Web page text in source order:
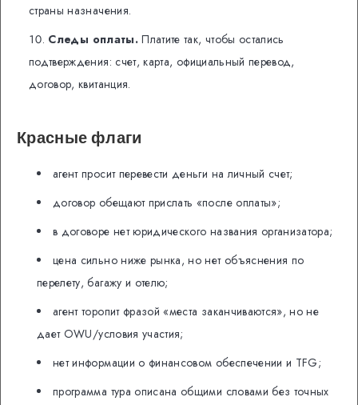
страны назначения.
Следы оплаты.Платите так, чтобы остались
подтверждения: счет, карта, официальный перевод,
договор, квитанция.
Красные флаги
агент просит перевести деньги на личный счет;
договор обещают прислать «после оплаты»;
в договоре нет юридического названия организатора;
цена сильно ниже рынка, но нет объяснения по
перелету, багажу и отелю;
агент торопит фразой «места заканчиваются», но не
дает OWU/условия участия;
нет информации о финансовом обеспечении и TFG;
программа тура описана общими словами без точных